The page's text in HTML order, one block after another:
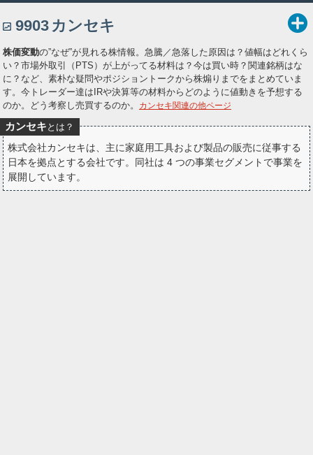
イ
ー
ト
ア
ク
マ
ー
ク
Pocket
9903 カンセキ
株価変動の”なぜ”が見れる株情報。急騰／急落した原因は？値幅はどれくら
い？市場外取引（PTS）が上がってる材料は？今は買い時？関連銘柄はな
に？など、素朴な疑問やポジショントークから株煽りまでをまとめていま
す。今トレーダー達はIRや決算等の材料からどのように値動きを予想する
のか。どう考察し売買するのか。
カンセキ関連の他ページ
カンセキ とは？
株式会社カンセキは、主に家庭用工具および製品の販売に従事する
日本を拠点とする会社です。同社は 4 つの事業セグメントで事業を
展開しています。